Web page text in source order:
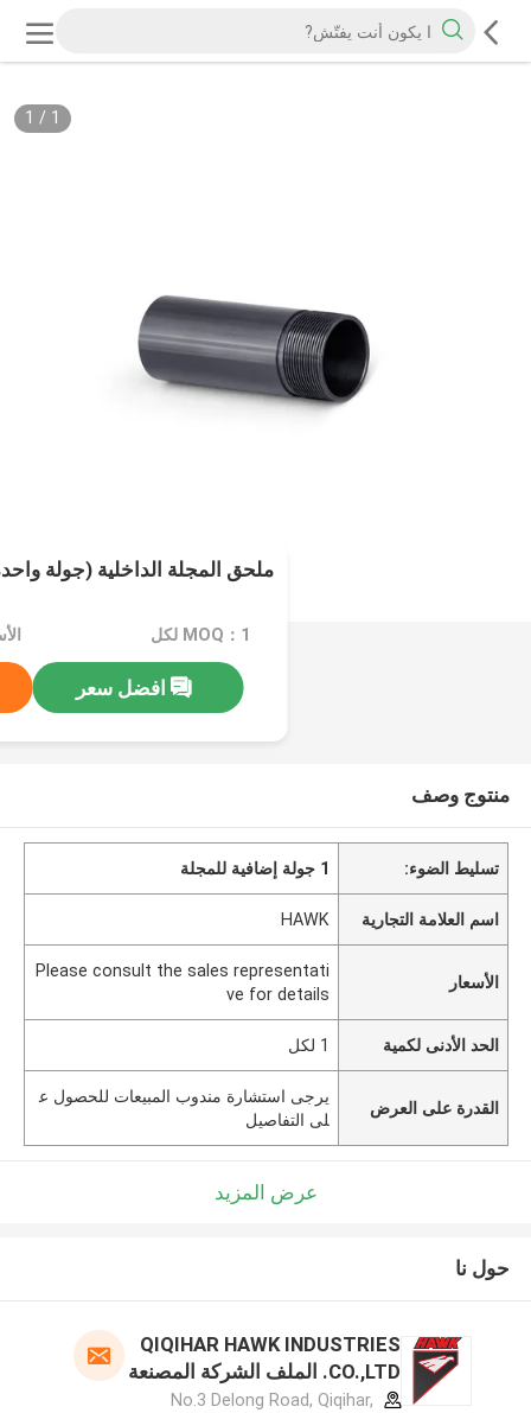
1
/
1
ملحق المجلة الداخلية (جولة
MOQ：1 لكل
افضل سعر
منتوج وصف
تسليط الضوء: 1 جولة إضافية للمجلة
اسم العلامة التجارية HAWK
الأسعار
Please consult the sales representati
ve for details
الحد الأدنى لكمية 1 لكل
القدرة على العرض
يرجى استشارة مندوب المبيعات للحصول ع
لى التفاصيل
عرض المزيد
حول نا
QIQIHAR HAWK INDUSTRIES
CO.,LTD. الملف الشركة المصنعة
No.3 Delong Road, Qiqihar,